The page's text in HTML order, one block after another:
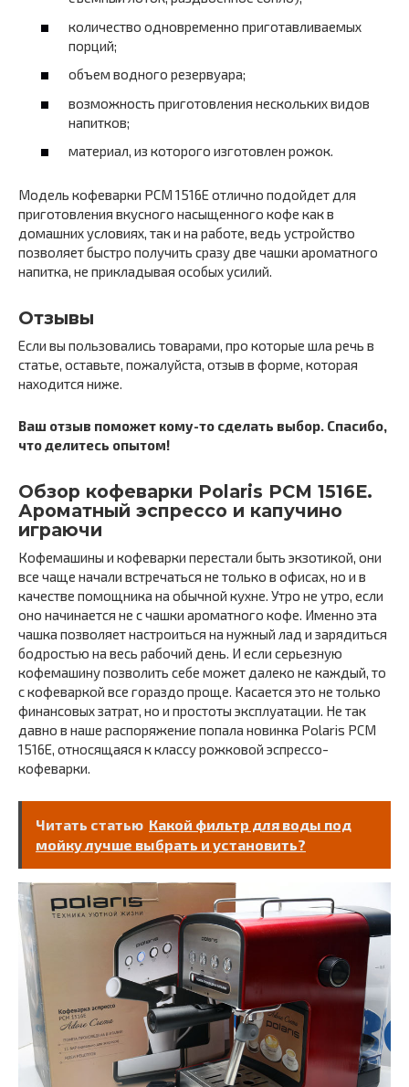
количество одновременно приготавливаемых
порций;
объем водного резервуара;
возможность приготовления нескольких видов
напитков;
материал, из которого изготовлен рожок.
Модель кофеварки PCM 1516E отлично подойдет для
приготовления вкусного насыщенного кофе как в
домашних условиях, так и на работе, ведь устройство
позволяет быстро получить сразу две чашки ароматного
напитка, не прикладывая особых усилий.
Отзывы
Если вы пользовались товарами, про которые шла речь в
статье, оставьте, пожалуйста, отзыв в форме, которая
находится ниже.
Ваш отзыв поможет кому-то сделать выбор. Спасибо,
что делитесь опытом!
Обзор кофеварки Polaris PCM 1516E.
Ароматный эспрессо и капучино
играючи
Кофемашины и кофеварки перестали быть экзотикой, они
все чаще начали встречаться не только в офисах, но и в
качестве помощника на обычной кухне. Утро не утро, если
оно начинается не с чашки ароматного кофе. Именно эта
чашка позволяет настроиться на нужный лад и зарядиться
бодростью на весь рабочий день. И если серьезную
кофемашину позволить себе может далеко не каждый, то
с кофеваркой все гораздо проще. Касается это не только
финансовых затрат, но и простоты эксплуатации. Не так
давно в наше распоряжение попала новинка Polaris PCM
1516E, относящаяся к классу рожковой эспрессо-
кофеварки.
Читать статью Какой фильтр для воды под
мойку лучше выбрать и установить?